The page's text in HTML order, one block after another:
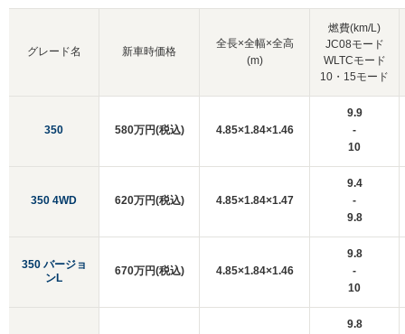
グレード名
350
350 4WD
350 バージョ
ンL
新車時価格
全長×全幅×全高
(m)
燃費(km/L)
JC08モード
WLTCモード
10・15モード
580万円(税込) 4.85×1.84×1.46
9.9
-
10
620万円(税込) 4.85×1.84×1.47
9.4
-
9.8
670万円(税込) 4.85×1.84×1.46
9.8
-
10
9.8